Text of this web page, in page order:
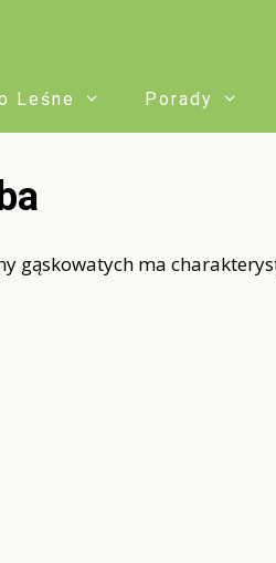
Leśne Porady
gąskowatych ma